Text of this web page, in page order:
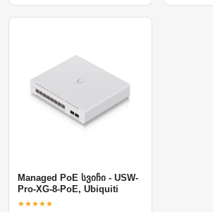
Managed PoE სვიჩი - USW-
Pro-XG-8-PoE, Ubiquiti
★★★★★